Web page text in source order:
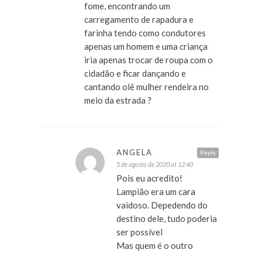
fome, encontrando um
carregamento de rapadura e
farinha tendo como condutores
apenas um homem e uma criança
iria apenas trocar de roupa com o
cidadão e ficar dançando e
cantando olê mulher rendeira no
meio da estrada ?
Reply
ANGELA
5 de agosto de 2020 at 12:40
Pois eu acredito!
Lampião era um cara
vaidoso. Depedendo do
destino dele, tudo poderia
ser possível
Mas quem é o outro